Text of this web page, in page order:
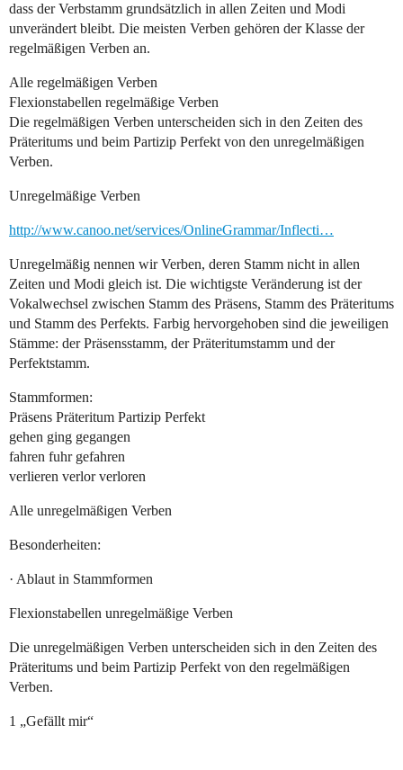
dass der Verbstamm grundsätzlich in allen Zeiten und Modi
unverändert bleibt. Die meisten Verben gehören der Klasse der
regelmäßigen Verben an.
Alle regelmäßigen Verben
Flexionstabellen regelmäßige Verben
Die regelmäßigen Verben unterscheiden sich in den Zeiten des
Präteritums und beim Partizip Perfekt von den unregelmäßigen
Verben.
Unregelmäßige Verben
http://www.canoo.net/services/OnlineGrammar/Inflecti…
Unregelmäßig nennen wir Verben, deren Stamm nicht in allen
Zeiten und Modi gleich ist. Die wichtigste Veränderung ist der
Vokalwechsel zwischen Stamm des Präsens, Stamm des Präteritums
und Stamm des Perfekts. Farbig hervorgehoben sind die jeweiligen
Stämme: der Präsensstamm, der Präteritumstamm und der
Perfektstamm.
Stammformen:
Präsens Präteritum Partizip Perfekt
gehen ging gegangen
fahren fuhr gefahren
verlieren verlor verloren
Alle unregelmäßigen Verben
Besonderheiten:
· Ablaut in Stammformen
Flexionstabellen unregelmäßige Verben
Die unregelmäßigen Verben unterscheiden sich in den Zeiten des
Präteritums und beim Partizip Perfekt von den regelmäßigen
Verben.
1 „Gefällt mir“